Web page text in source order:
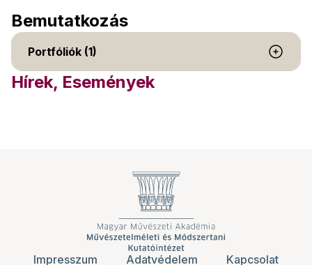
Bemutatkozás
Portfóliók (1)
Hírek, Események
Impresszum Adatvédelem Kapcsolat